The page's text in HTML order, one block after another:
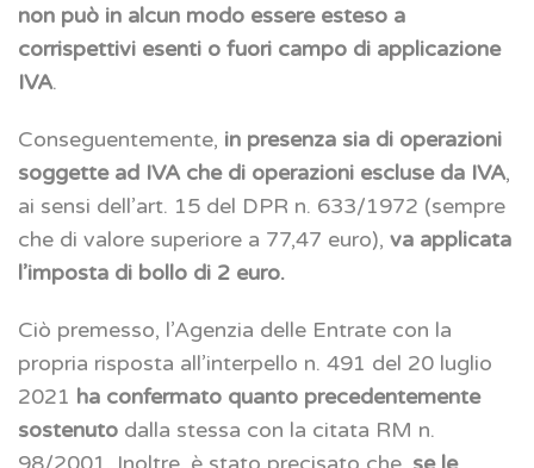
non può in alcun modo essere esteso a
corrispettivi esenti o fuori campo di applicazione
IVA.
Conseguentemente, in presenza sia di operazioni
soggette ad IVA che di operazioni escluse da IVA,
ai sensi dell’art. 15 del DPR n. 633/1972 (sempre
che di valore superiore a 77,47 euro), va applicata
l’imposta di bollo di 2 euro.
Ciò premesso, l’Agenzia delle Entrate con la
propria risposta all’interpello n. 491 del 20 luglio
2021 ha confermato quanto precedentemente
sostenuto dalla stessa con la citata RM n.
98/2001. Inoltre, è stato precisato che, se le